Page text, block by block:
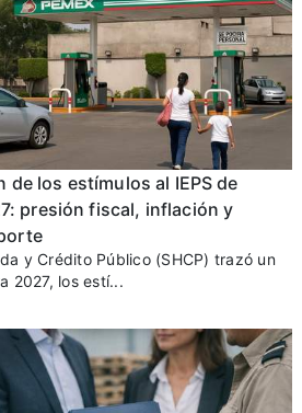
de los estímulos al IEPS de
presión fiscal, inflación y
y Crédito Público (SHCP) trazó un
2027, los estí...